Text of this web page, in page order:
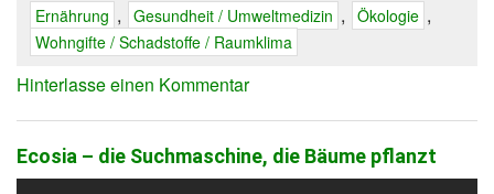
Ernährung , Gesundheit / Umweltmedizin , Ökologie ,
Wohngifte / Schadstoffe / Raumklima
Hinterlasse einen Kommentar
Ecosia – die Suchmaschine, die Bäume pflanzt